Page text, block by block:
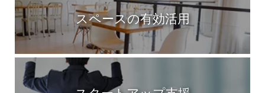
スペースの有効活用